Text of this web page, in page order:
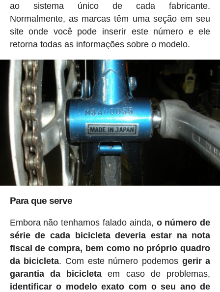
ao sistema único de cada fabricante.
Normalmente, as marcas têm uma seção em seu
site onde você pode inserir este número e ele
retorna todas as informações sobre o modelo.
Para que serve
Embora não tenhamos falado ainda, o número de
série de cada bicicleta deveria estar na nota
fiscal de compra, bem como no próprio quadro
da bicicleta. Com este número podemos gerir a
garantia da bicicleta em caso de problemas,
identificar o modelo exato com o seu ano de